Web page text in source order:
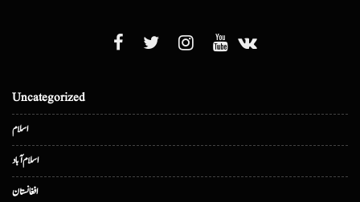
Uncategorized
اسلام
اسلام آباد
افغانستان